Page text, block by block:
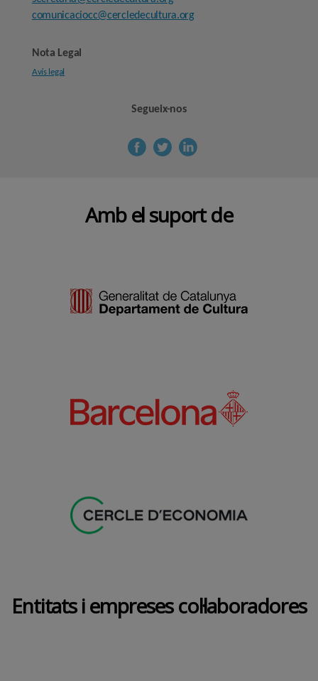
comunicaciocc@cercledecultura.org
Nota Legal
Avís legal
Segueix-nos
Amb el suport de
Entitats i empreses col·laboradores